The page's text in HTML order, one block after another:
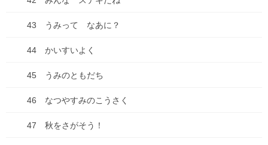
43 うみって なあに？
44 かいすいよく
45 うみのともだち
46 なつやすみのこうさく
47 秋をさがそう！